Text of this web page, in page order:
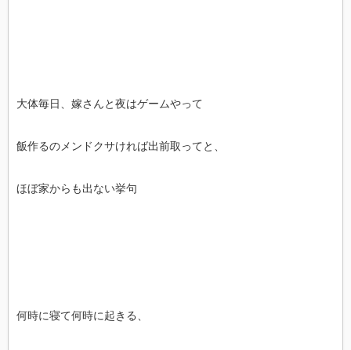
大体毎日、嫁さんと夜はゲームやって
飯作るのメンドクサければ出前取ってと、
ほぼ家からも出ない挙句
何時に寝て何時に起きる、